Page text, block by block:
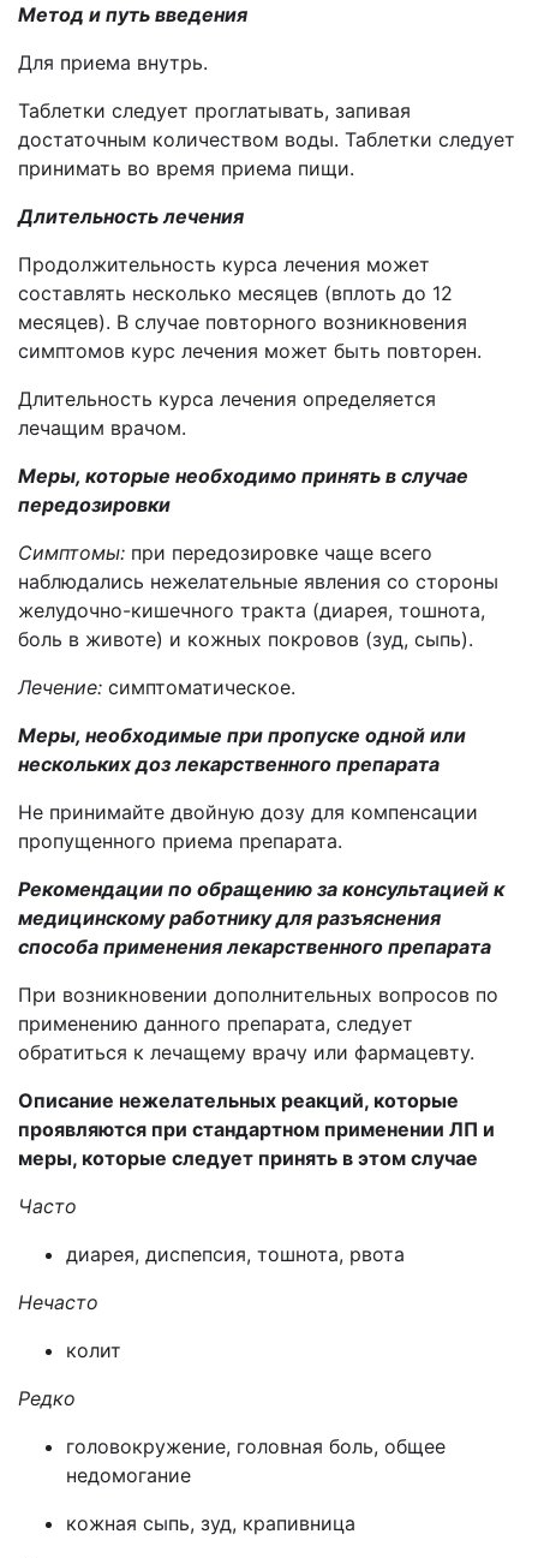
Метод и путь введения
Для приема внутрь.
Таблетки следует проглатывать, запивая
достаточным количеством воды. Таблетки следует
принимать во время приема пищи.
Длительность лечения
Продолжительность курса лечения может
составлять несколько месяцев (вплоть до 12
месяцев). В случае повторного возникновения
симптомов курс лечения может быть повторен.
Длительность курса лечения определяется
лечащим врачом.
Меры, которые необходимо принять в случае
передозировки
Симптомы: при передозировке чаще всего
наблюдались нежелательные явления со стороны
желудочно-кишечного тракта (диарея, тошнота,
боль в животе) и кожных покровов (зуд, сыпь).
Лечение: симптоматическое.
Меры, необходимые при пропуске одной или
нескольких доз лекарственного препарата
Не принимайте двойную дозу для компенсации
пропущенного приема препарата.
Рекомендации по обращению за консультацией к
медицинскому работнику для разъяснения
способа применения лекарственного препарата
При возникновении дополнительных вопросов по
применению данного препарата, следует
обратиться к лечащему врачу или фармацевту.
Описание нежелательных реакций, которые
проявляются при стандартном применении ЛП и
меры, которые следует принять в этом случае
Часто
диарея, диспепсия, тошнота, рвота
Нечасто
колит
Редко
головокружение, головная боль, общее
недомогание
кожная сыпь, зуд, крапивница